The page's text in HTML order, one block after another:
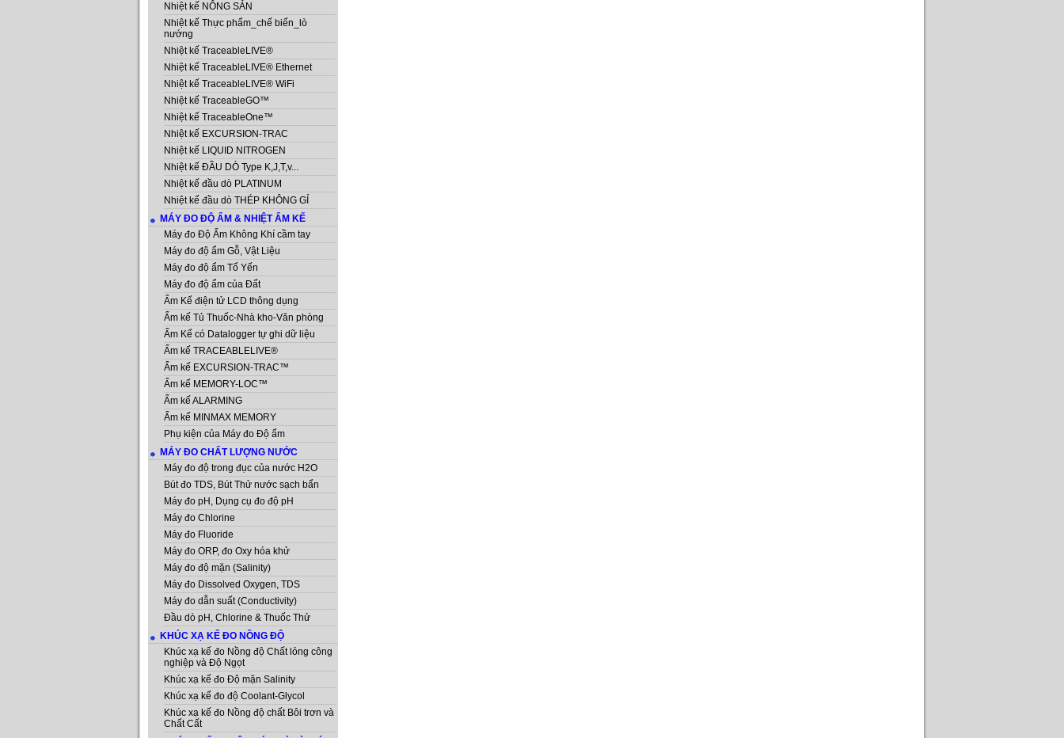
Nhiệt kế NÔNG SẢN
Nhiệt kế Thực phẩm_chế biến_lò
nướng
Nhiệt kế TraceableLIVE®
Nhiệt kế TraceableLIVE® Ethernet
Nhiệt kế TraceableLIVE® WiFi
Nhiệt kế TraceableGO™
Nhiệt kế TraceableOne™
Nhiệt kế EXCURSION-TRAC
Nhiệt kế LIQUID NITROGEN
Nhiệt kế ĐẦU DÒ Type K,J,T,v...
Nhiệt kế đầu dò PLATINUM
Nhiệt kế đầu dò THÉP KHÔNG GỈ
MÁY ĐO ĐỘ ẨM & NHIỆT ẨM KẾ
Máy đo Độ Ẩm Không Khí cầm tay
Máy đo độ ẩm Gỗ, Vật Liệu
Máy đo độ ẩm Tổ Yến
Máy đo độ ẩm của Đất
Ẩm Kế điện tử LCD thông dụng
Ẩm kế Tủ Thuốc-Nhà kho-Văn phòng
Ẩm Kế có Datalogger tự ghi dữ liệu
Ẩm kế TRACEABLELIVE®
Ẩm kế EXCURSION-TRAC™
Ẩm kế MEMORY-LOC™
Ẩm kế ALARMING
Ẩm kế MINMAX MEMORY
Phụ kiện của Máy đo Độ ẩm
MÁY ĐO CHẤT LƯỢNG NƯỚC
Máy đo độ trong đục của nước H2O
Bút đo TDS, Bút Thử nước sạch bẩn
Máy đo pH, Dụng cụ đo độ pH
Máy đo Chlorine
Máy đo Fluoride
Máy đo ORP, đo Oxy hóa khử
Máy đo độ mặn (Salinity)
Máy đo Dissolved Oxygen, TDS
Máy đo dẫn suất (Conductivity)
Đầu dò pH, Chlorine & Thuốc Thử
KHÚC XẠ KẾ ĐO NỒNG ĐỘ
Khúc xạ kế đo Nồng độ Chất lỏng công
nghiệp và Độ Ngọt
Khúc xạ kế đo Độ mặn Salinity
Khúc xạ kế đo độ Coolant-Glycol
Khúc xạ kế đo Nồng độ chất Bôi trơn và
Chất Cất